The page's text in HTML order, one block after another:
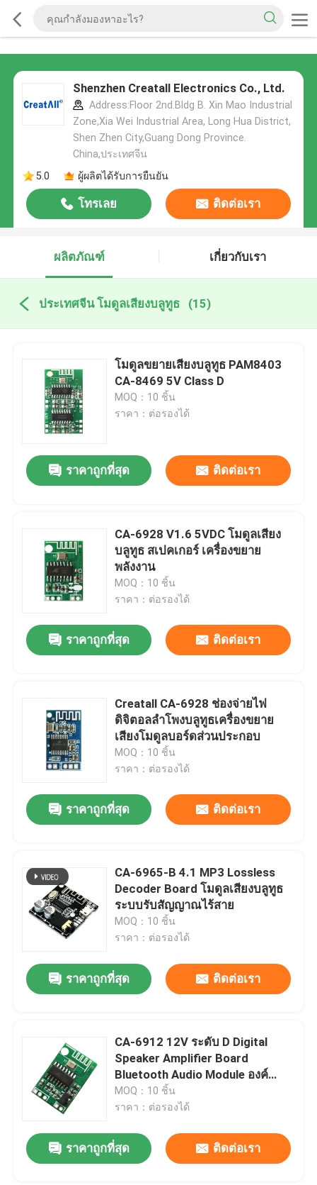
Shenzhen Creatall Electronics Co., Ltd.
Address:Floor 2nd.Bldg B. Xin Mao Industrial
Zone,Xia Wei Industrial Area, Long Hua District,
Shen Zhen City,Guang Dong Province.
China,ประเทศจีน
5.0
ผู้ผลิตได้รับการยืนยัน
โทรเลย ติดต่อเรา
ผลิตภัณฑ์ เกี่ยวกับเรา
ประเทศจีน โมดูลเสียงบลูทูธ (15)
โมดูลขยายเสียงบลูทูธ PAM8403
CA-8469 5V Class D
MOQ：10 ชิ้น
ราคา：ต่อรองได้
ราคาถูกที่สุด ติดต่อเรา
CA-6928 V1.6 5VDC โมดูลเสียง
บลูทูธ สเปคเกอร์ เครื่องขยาย
พลังงาน
MOQ：10 ชิ้น
ราคา：ต่อรองได้
ราคาถูกที่สุด ติดต่อเรา
Creatall CA-6928 ช่องจ่ายไฟ
ดิจิตอลลำโพงบลูทูธเครื่องขยาย
เสียงโมดูลบอร์ดส่วนประกอบ
MOQ：10 ชิ้น
ราคา：ต่อรองได้
ราคาถูกที่สุด ติดต่อเรา
CA-6965-B 4.1 MP3 Lossless
Decoder Board โมดูลเสียงบลูทูธ
ระบบรับสัญญาณไร้สาย
MOQ：10 ชิ้น
ราคา：ต่อรองได้
ราคาถูกที่สุด ติดต่อเรา
CA-6912 12V ระดับ D Digital
Speaker Amplifier Board
Bluetooth Audio Module องค์
ประกอบเสียง
MOQ：10 ชิ้น
ราคา：ต่อรองได้
ราคาถูกที่สุด ติดต่อเรา